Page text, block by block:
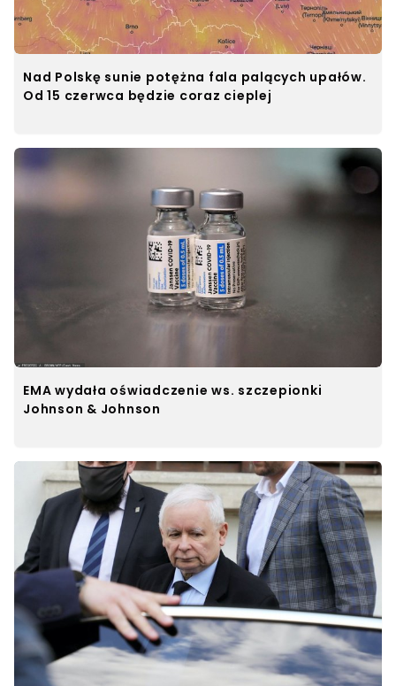
Nad Polskę sunie potężna fala palących upałów.
Od 15 czerwca będzie coraz cieplej
EMA wydała oświadczenie ws. szczepionki
Johnson & Johnson